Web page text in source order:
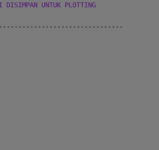
UNTUK PLOTTING